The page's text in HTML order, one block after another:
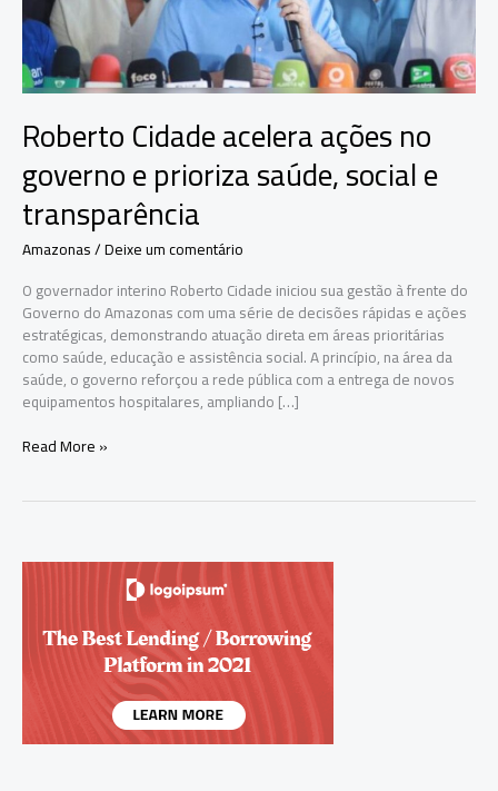
Roberto Cidade acelera ações no
governo e prioriza saúde, social e
transparência
Amazonas/Deixe um comentário
O governador interino Roberto Cidade iniciou sua gestão à frente do
Governo do Amazonas com uma série de decisões rápidas e ações
estratégicas, demonstrando atuação direta em áreas prioritárias
como saúde, educação e assistência social. A princípio, na área da
saúde, o governo reforçou a rede pública com a entrega de novos
equipamentos hospitalares, ampliando […]
Roberto
governo
saúde,
social
Read More »